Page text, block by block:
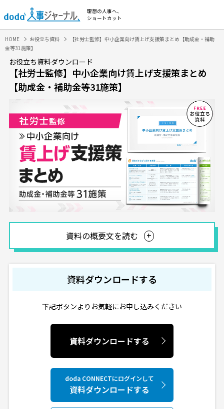
理想の人事へ、
ショートカット
HOME お役立ち資料
【社労士監修】中小企業向け賃上げ支援策まとめ【助成金・補助
金等31施策】
お役立ち資料ダウンロード
【社労士監修】中小企業向け賃上げ支援策まとめ
【助成金・補助金等31施策】
資料の概要文を読む
資料ダウンロードする
下記ボタンよりお気軽にお申し込みください
資料ダウンロードする
doda CONNECTにログインして
資料ダウンロードする